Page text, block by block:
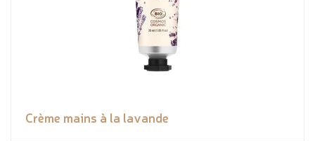
Crème mains à la lavande